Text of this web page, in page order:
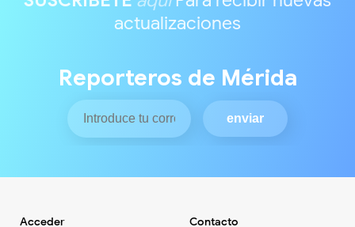
actualizaciones
Reporteros de Mérida
Acceder Contacto